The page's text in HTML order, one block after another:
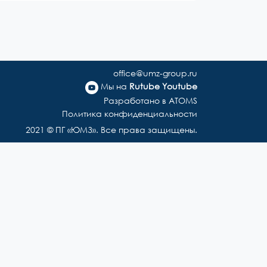
office@umz-group.ru
Мы на Rutube Youtube
Разработано в ATOMS
Политика конфиденциальности
2021 © ПГ «ЮМЗ». Все права защищены.